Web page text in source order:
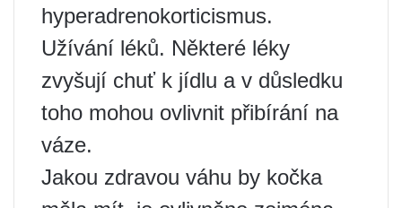
hyperadrenokorticismus.
Užívání léků. Některé léky
zvyšují chuť k jídlu a v důsledku
toho mohou ovlivnit přibírání na
váze.
Jakou zdravou váhu by kočka